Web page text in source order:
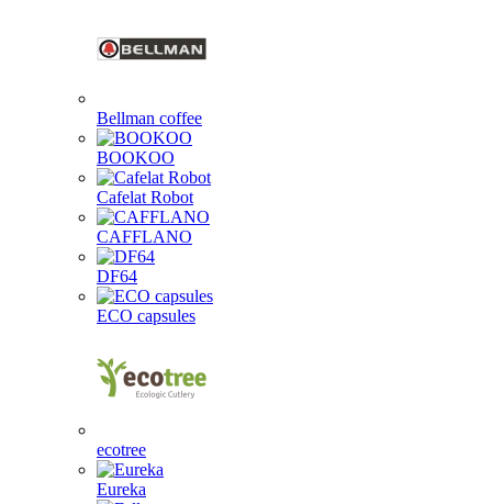
Bellman coffee
BOOKOO
Cafelat Robot
CAFFLANO
DF64
ECO capsules
ecotree
Eureka